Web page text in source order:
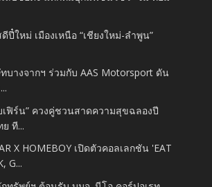
ปี๋ใหม่ เมืองเหนือ “เชียงใหม่-ลำพูน”
บางจากฯ ร่วมกับ AAS Motorsport ดัน
เฟิร์น” ควงคู่ชวนสาดความสุขฉลองปี
ที...
X HOMEBOY เปิดตัวคอลเลกชัน 'EAT
G...